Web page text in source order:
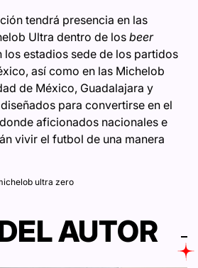
tendrá presencia en las
Ultra dentro de losbeer
los estadios sede de los partidos
así como en las Michelob
de México, Guadalajara y
para convertirse en el
aficionados nacionales e
vivir el futbol de una manera
ultra zero
AUTOR